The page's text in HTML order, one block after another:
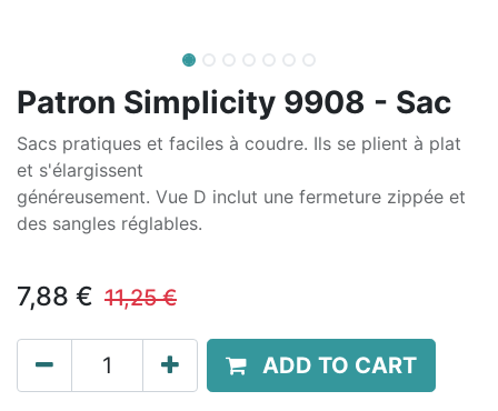
Patron Simplicity 9908 - Sac
Sacs pratiques et faciles à coudre. Ils se plient à plat
et s'élargissent
généreusement. Vue D inclut une fermeture zippée et
des sangles réglables.
7,88 € 11,25€
ADD TO CART